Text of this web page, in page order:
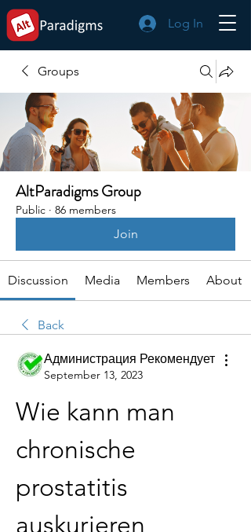
Log In
Groups
AltParadigms Group
Public · 86 members
Join
Discussion Media Members About
Back
Администрация Рекомендует
September 13, 2023
Wie kann man
chronische
prostatitis
auskurieren